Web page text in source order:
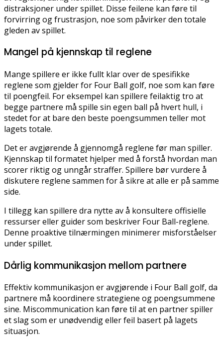
distraksjoner under spillet. Disse feilene kan føre til
forvirring og frustrasjon, noe som påvirker den totale
gleden av spillet.
Mangel på kjennskap til reglene
Mange spillere er ikke fullt klar over de spesifikke
reglene som gjelder for Four Ball golf, noe som kan føre
til poengfeil. For eksempel kan spillere feilaktig tro at
begge partnere må spille sin egen ball på hvert hull, i
stedet for at bare den beste poengsummen teller mot
lagets totale.
Det er avgjørende å gjennomgå reglene før man spiller.
Kjennskap til formatet hjelper med å forstå hvordan man
scorer riktig og unngår straffer. Spillere bør vurdere å
diskutere reglene sammen for å sikre at alle er på samme
side.
I tillegg kan spillere dra nytte av å konsultere offisielle
ressurser eller guider som beskriver Four Ball-reglene.
Denne proaktive tilnærmingen minimerer misforståelser
under spillet.
Dårlig kommunikasjon mellom partnere
Effektiv kommunikasjon er avgjørende i Four Ball golf, da
partnere må koordinere strategiene og poengsummene
sine. Miscommunication kan føre til at en partner spiller
et slag som er unødvendig eller feil basert på lagets
situasjon.